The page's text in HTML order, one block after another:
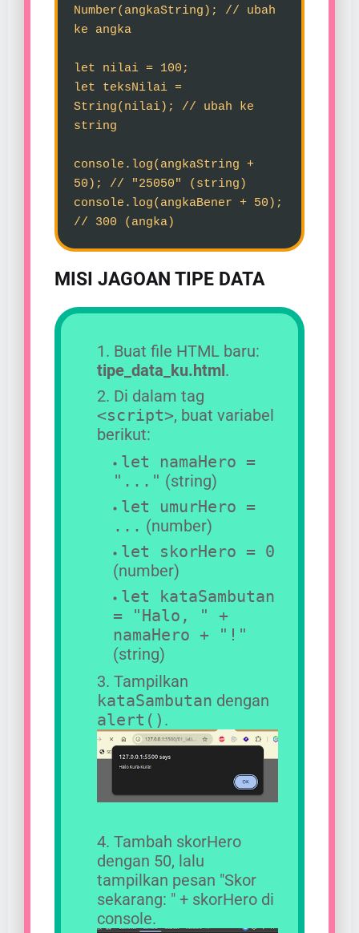
Number(angkaString); // ubah
ke angka
let nilai = 100;
let teksNilai =
String(nilai); // ubah ke
string
console.log(angkaString +
50); // "25050" (string)
console.log(angkaBener + 50);
// 300 (angka)
MISI JAGOAN TIPE DATA
Buat file HTML baru:
tipe_data_ku.html.
Di dalam tag
<script>, buat variabel
berikut:
let namaHero =
"..." (string)
let umurHero =
... (number)
let skorHero = 0
(number)
let kataSambutan
= "Halo, " +
namaHero + "!"
(string)
Tampilkan
kataSambutan dengan
alert() .
Tambah skorHero
dengan 50, lalu
tampilkan pesan "Skor
sekarang: " + skorHero di
console.